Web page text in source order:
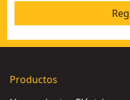
Productos